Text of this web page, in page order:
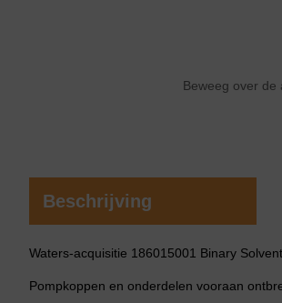
Beweeg over de
Beschrijving
Waters-acquisitie 186015001 Binary
Pompkoppen en onderdelen vooraan